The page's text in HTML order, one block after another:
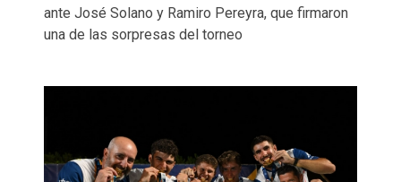
ante José Solano y Ramiro Pereyra, que firmaron
una de las sorpresas del torneo